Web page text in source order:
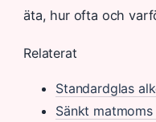
äta, hur ofta och
Relaterat
Standardglas
Sänkt